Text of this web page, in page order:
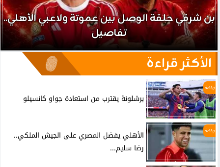
بن شرقي حلقة الوصل بين عموتة ولاعبي الأهلي..
تفاصيل
الأكثر قراءة
رياضة
برشلونة يقترب من استعادة جواو كانسيلو
رياضة
الأهلي يفضل المصري على الجيش الملكي..
رضا سليم...